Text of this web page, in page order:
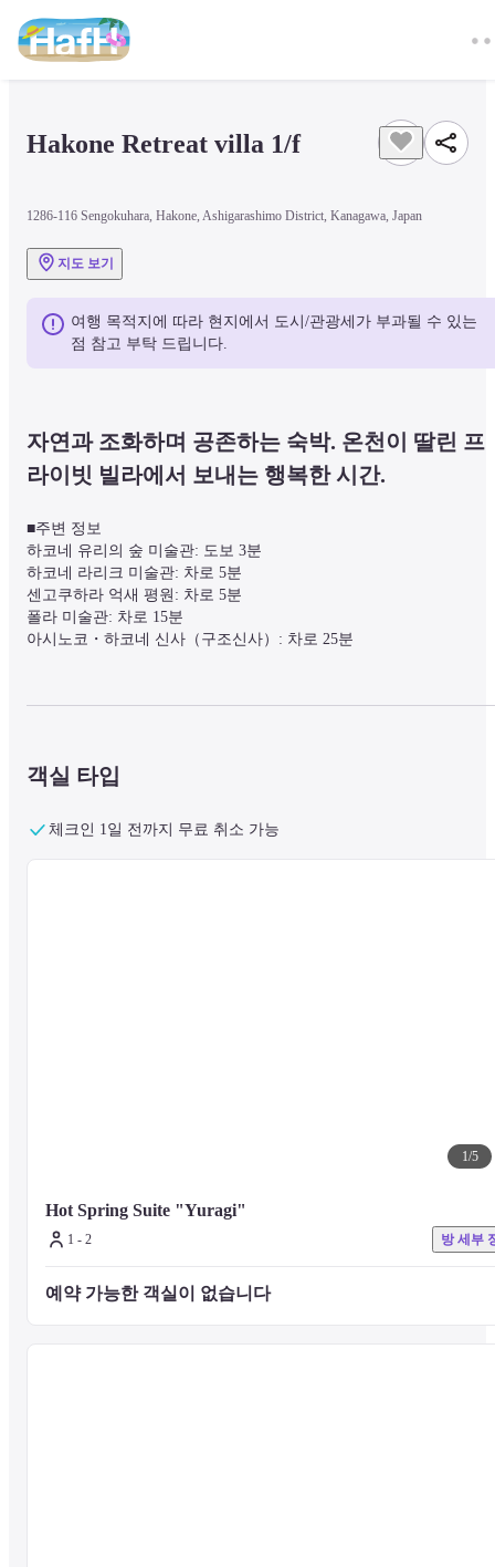
Hakone Retreat villa 1/f
1286-116 Sengokuhara, Hakone, Ashigarashimo District, Kanagawa, Japan
지도 보기
여행 목적지에 따라 현지에서 도시/관광세가 부과될 수 있는
점 참고 부탁 드립니다.
자연과 조화하며 공존하는 숙박. 온천이 딸린 프
라이빗 빌라에서 보내는 행복한 시간.
■주변 정보
하코네 유리의 숲 미술관: 도보 3분
하코네 라리크 미술관: 차로 5분
센고쿠하라 억새 평원: 차로 5분
폴라 미술관: 차로 15분
아시노코・하코네 신사（구조신사）: 차로 25분
숲의 작은 길을 지나면 풍부한 녹음 속에 18채의 개성 있는 빌라가 나
몇 번이고 방문하고 싶어지는, 나만의 별장입니다.
■주의 사항
기타 시설 및 서비스에 대한 문의는 호텔 공식 웹사이트를 확인하시
나 호텔에 직접 문의해 주시기 바랍니다.
객실 타입
체크인 1일 전까지 무료 취소 가능
1/5
Hot Spring Suite "Yuragi"
1 - 2 방 세부
예약 가능한 객실이 없습니다